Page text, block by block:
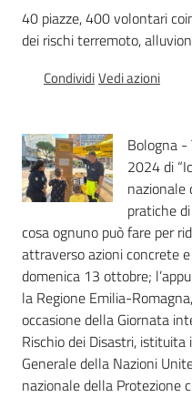
Menu selezionato
Agenzia
per la
sicurezza
territoriale
e la
protezione
civile
40 piazze, 400 volontari
dei rischi terremoto,
CondividiVedi azioni
Bologna -
2024 di
nazionale
pratiche
cosa ognuno può fare per
attraverso azioni concrete
domenica 13 ottobre;
la Regione Emilia-
occasione della Giornata
Rischio dei Disastri,
Generale della Nazioni
nazionale della Protezione